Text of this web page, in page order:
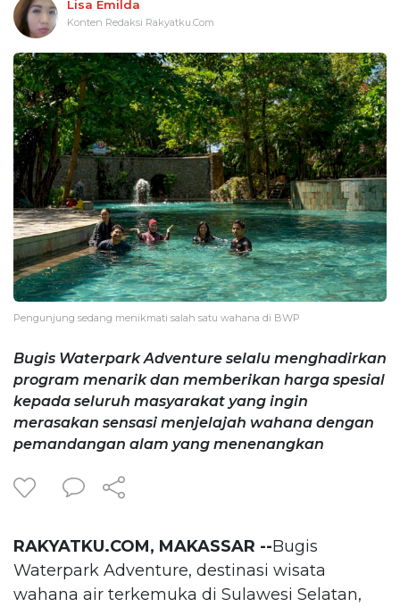
Lisa Emilda
Konten Redaksi Rakyatku.Com
Pengunjung sedang menikmati salah satu wahana di BWP
Bugis Waterpark Adventure selalu menghadirkan
program menarik dan memberikan harga spesial
kepada seluruh masyarakat yang ingin
merasakan sensasi menjelajah wahana dengan
pemandangan alam yang menenangkan
RAKYATKU.COM, MAKASSAR --Bugis
Waterpark Adventure, destinasi wisata
wahana air terkemuka di Sulawesi Selatan,